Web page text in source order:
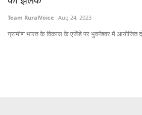
Team RuralVoice Aug 24, 2023
ग्रामीण भारत के विकास के एजेंडे पर भुवनेश्वर में आयोजित